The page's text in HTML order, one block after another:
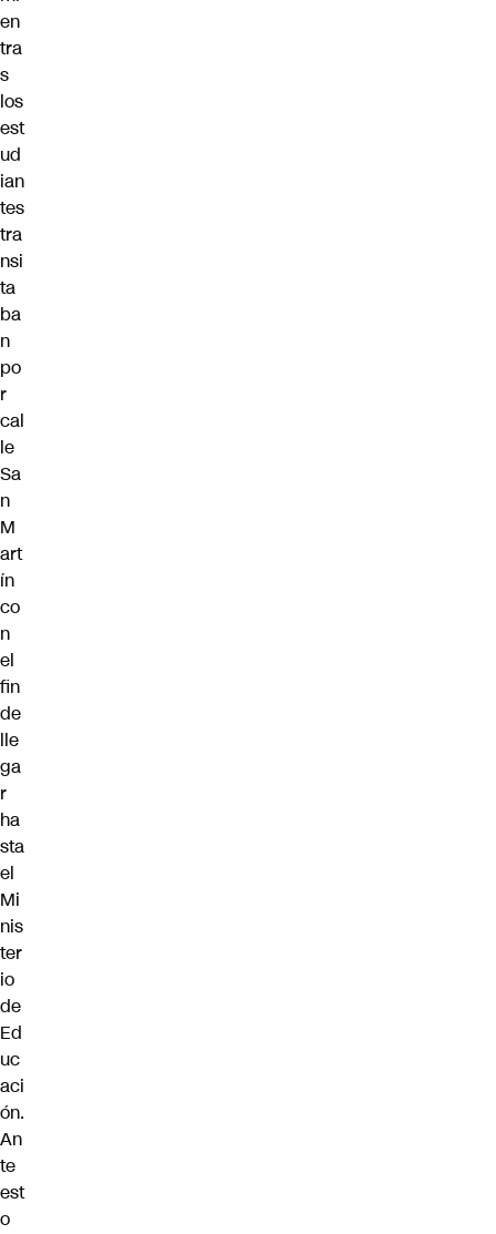
en
tra
s
los
est
ud
ian
tes
tra
nsi
ta
ba
n
po
r
cal
le
Sa
n
M
art
ín
co
n
el
fin
de
lle
ga
r
ha
sta
el
Mi
nis
ter
io
de
Ed
uc
aci
ón.
An
te
est
o